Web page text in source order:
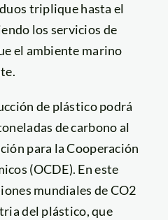
triplique hasta el
los servicios de
el ambiente marino
de plástico podrá
de carbono al
para la Cooperación
(OCDE). En este
mundiales de CO2
del plástico, que